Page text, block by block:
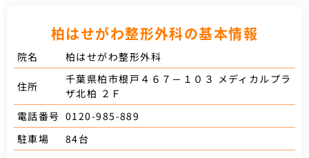
柏はせがわ整形外科の基本情報
院名 柏はせがわ整形外科
住所
千葉県柏市根戸４６７－１０３ メディカルプラ
ザ北柏 ２Ｆ
電話番号 0120-985-889
駐車場
84台